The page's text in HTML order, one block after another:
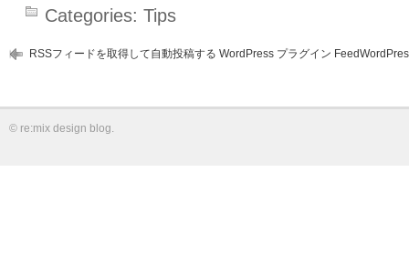
Categories: Tips
RSSフィードを取得して自動投稿する WordPress プラグイン
© re:mix design blog.